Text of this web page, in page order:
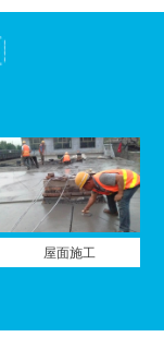
屋面施工